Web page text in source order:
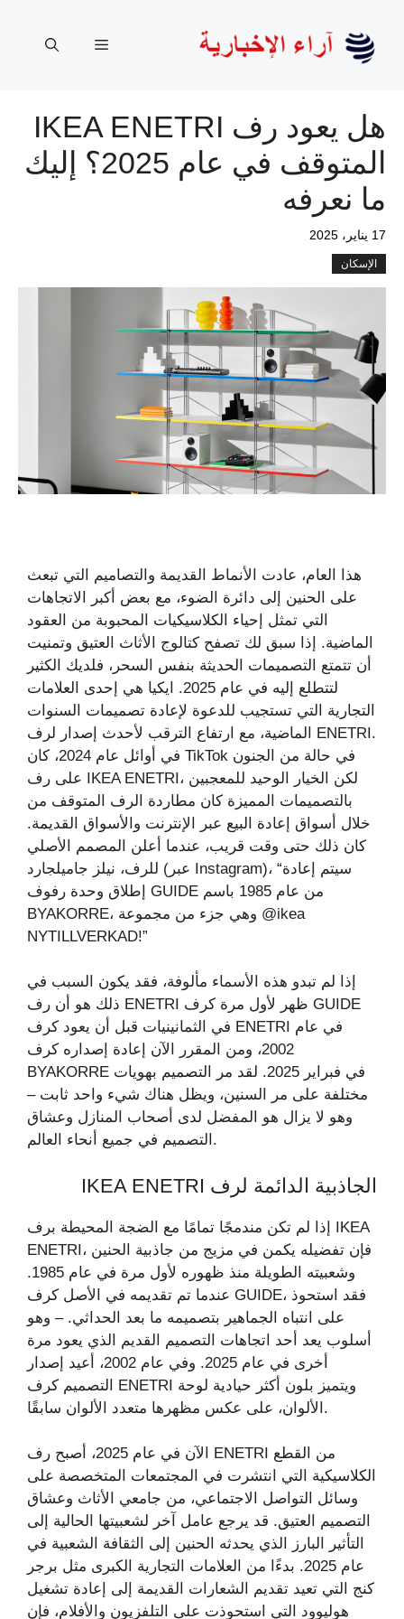
المحتوى
القائمة
هل يعود رف IKEA ENETRI
المتوقف في عام 2025؟ إليك
ما نعرفه
17 يناير، 2025
الإسكان
هذا العام، عادت الأنماط القديمة والتصاميم التي تبعث
على الحنين إلى دائرة الضوء، مع بعض أكبر الاتجاهات
التي تمثل إحياء الكلاسيكيات المحبوبة من العقود
الماضية. إذا سبق لك تصفح كتالوج الأثاث العتيق وتمنيت
أن تتمتع التصميمات الحديثة بنفس السحر، فلديك الكثير
لتتطلع إليه في عام 2025. ايكيا هي إحدى العلامات
التجارية التي تستجيب للدعوة لإعادة تصميمات السنوات
الماضية، مع ارتفاع الترقب لأحدث إصدار لرف ENETRI.
في أوائل عام 2024، كان TikTok في حالة من الجنون
على رف IKEA ENETRI، لكن الخيار الوحيد للمعجبين
بالتصميمات المميزة كان مطاردة الرف المتوقف من
خلال أسواق إعادة البيع عبر الإنترنت والأسواق القديمة.
كان ذلك حتى وقت قريب، عندما أعلن المصمم الأصلي
للرف، نيلز جاميلجارد (عبر Instagram)، “سيتم إعادة
إطلاق وحدة رفوف GUIDE من عام 1985 باسم
BYAKORRE، وهي جزء من مجموعة @ikea
NYTILLVERKAD!”
إذا لم تبدو هذه الأسماء مألوفة، فقد يكون السبب في
ذلك هو أن رف ENETRI ظهر لأول مرة كرف GUIDE
في الثمانينيات قبل أن يعود كرف ENETRI في عام
2002، ومن المقرر الآن إعادة إصداره كرف
BYAKORRE في فبراير 2025. لقد مر التصميم بهويات
مختلفة على مر السنين، ويظل هناك شيء واحد ثابت –
وهو لا يزال هو المفضل لدى أصحاب المنازل وعشاق
التصميم في جميع أنحاء العالم.
الجاذبية الدائمة لرف IKEA ENETRI
إذا لم تكن مندمجًا تمامًا مع الضجة المحيطة برف IKEA
ENETRI، فإن تفضيله يكمن في مزيج من جاذبية الحنين
وشعبيته الطويلة منذ ظهوره لأول مرة في عام 1985.
عندما تم تقديمه في الأصل كرف GUIDE، فقد استحوذ
على انتباه الجماهير بتصميمه ما بعد الحداثي. – وهو
أسلوب يعد أحد اتجاهات التصميم القديم الذي يعود مرة
أخرى في عام 2025. وفي عام 2002، أعيد إصدار
التصميم كرف ENETRI ويتميز بلون أكثر حيادية لوحة
الألوان، على عكس مظهرها متعدد الألوان سابقًا.
الآن في عام 2025، أصبح رف ENETRI من القطع
الكلاسيكية التي انتشرت في المجتمعات المتخصصة على
وسائل التواصل الاجتماعي، من جامعي الأثاث وعشاق
التصميم العتيق. قد يرجع عامل آخر لشعبيتها الحالية إلى
التأثير البارز الذي يحدثه الحنين إلى الثقافة الشعبية في
عام 2025. بدءًا من العلامات التجارية الكبرى مثل برجر
كنج التي تعيد تقديم الشعارات القديمة إلى إعادة تشغيل
هوليوود التي استحوذت على التلفزيون والأفلام، فإن